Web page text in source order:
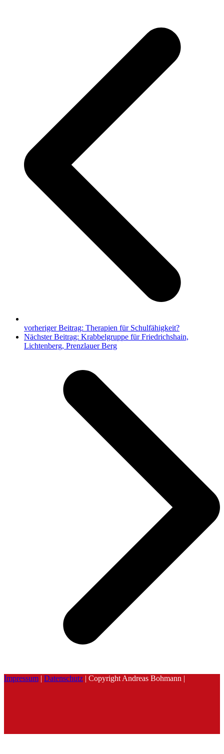
vorheriger Beitrag: Therapien für Schulfähigkeit?
Nächster Beitrag: Krabbelgruppe für Friedrichshain,
Lichtenberg, Prenzlauer Berg
Impressum | Datenschutz | Copyright Andreas Bohmann |